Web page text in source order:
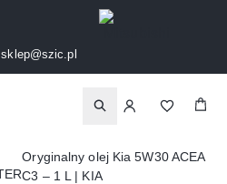
sklep@szic.pl
Oryginalny olej Kia 5W30 ACEA
C3 – 1 L | KIA